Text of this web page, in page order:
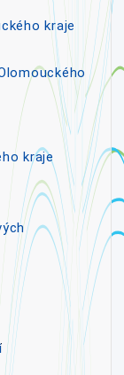
kraje
kraje